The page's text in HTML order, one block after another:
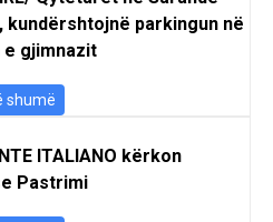
kundërshtojnë parkingun në
gjimnazit
shumë
ITALIANO kërkon
Pastrimi